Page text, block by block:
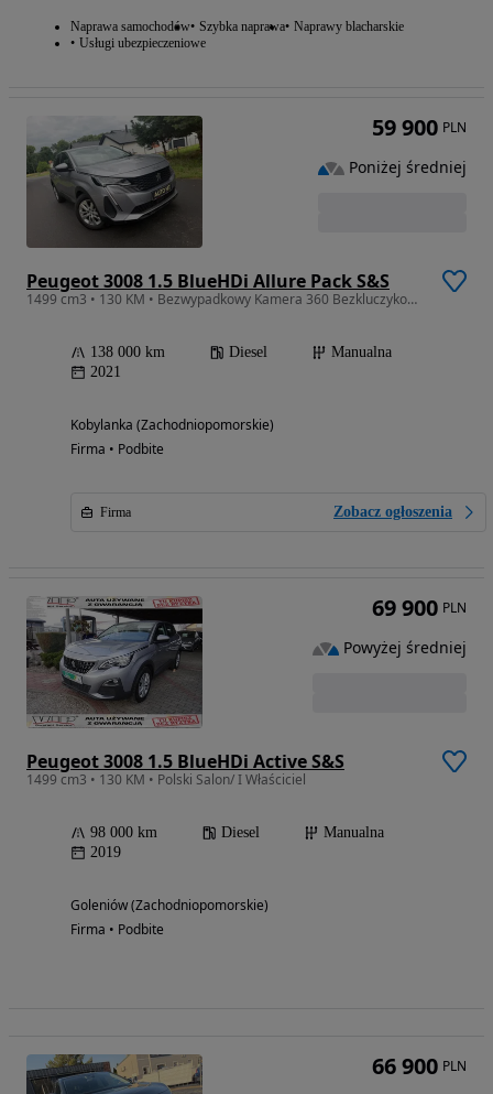
Naprawa samochodów Szybka naprawa Naprawy blacharskie
Usługi ubezpieczeniowe
Peugeot 3008 1.5 BlueHDi Allure Pack S&S
1499 cm3 • 130 KM • Bezwypadkowy Kamera 360 Bezkluczykowy Alu Nowy rozrząd
138 000 km Diesel
Manualna
2021
Kobylanka (Zachodniopomorskie)
Firma • Podbite
Firma Zobacz ogłoszenia
59 900 PLN
Poniżej średniej
Peugeot 3008 1.5 BlueHDi Active S&S
1499 cm3 • 130 KM • Polski Salon/ I Właściciel
98 000 km Diesel
Manualna
2019
Goleniów (Zachodniopomorskie)
Firma • Podbite
69 900 PLN
Powyżej średniej
66 900 PLN